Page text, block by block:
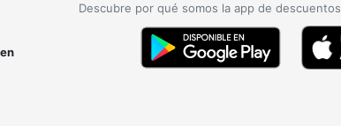
Descubre por qué somos la app de descuentos